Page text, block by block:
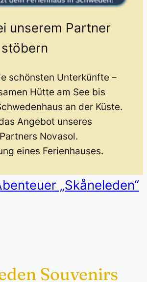
unserem Partner
schönsten Unterkünfte –
Hütte am See bis
an der Küste.
Angebot unseres
Novasol.
eines Ferienhauses.
„Skåneleden“
Souvenirs